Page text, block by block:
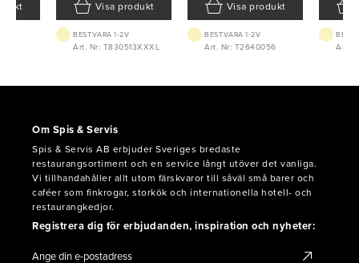
Visa produkt
BEST.VARA 1-2V
Art. Nr: T830513XXXL
Visa produkt
BEST.VARA 1-2V
Art. Nr: T2640056 Art.
Om Spis & Servis
Spis & Servis AB erbjuder Sveriges bredaste
restaurangsortiment och en service långt utöver det vanliga.
Vi tillhandahåller allt utom färskvaror till såväl små barer och
caféer som finkrogar, storkök och internationella hotell- och
restaurangkedjor.
Registrera dig för erbjudanden, inspiration och nyheter: